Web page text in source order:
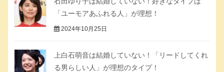
「ユーモアあふれる人」が理想！
2024年10月25日
上白石萌音は結婚していない！「リードしてくれ
る男らしい人」が理想のタイプ！